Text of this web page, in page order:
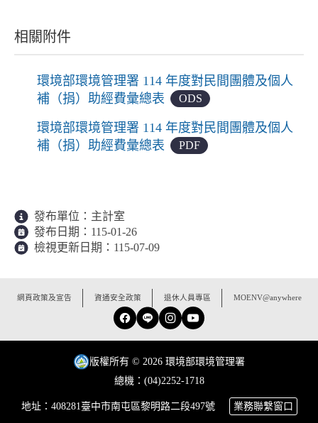
相關附件
環境部環境管理署 114 年度對民間團體及個人
補（捐）助經費彙總表
ODS
環境部環境管理署 114 年度對民間團體及個人
補（捐）助經費彙總表
PDF
發布單位： 主計室
發布日期： 115-01-26
檢視更新日期： 115-07-09
網頁政策及宣告 資通安全政策 退休人員專區 MOENV@anywhere
Facebook
LineInstagram
YouTube
版權所有 © 2026 環境部環境管理署
總機：(04)2252-1718
地址：408281臺中市南屯區黎明路二段497號 業務聯繫窗口